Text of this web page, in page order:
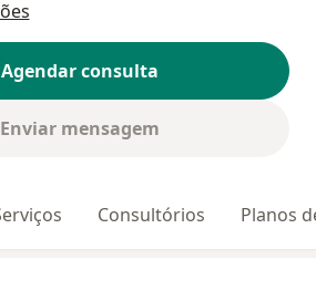
Agendar consulta
Enviar mensagem
Consultórios Planos